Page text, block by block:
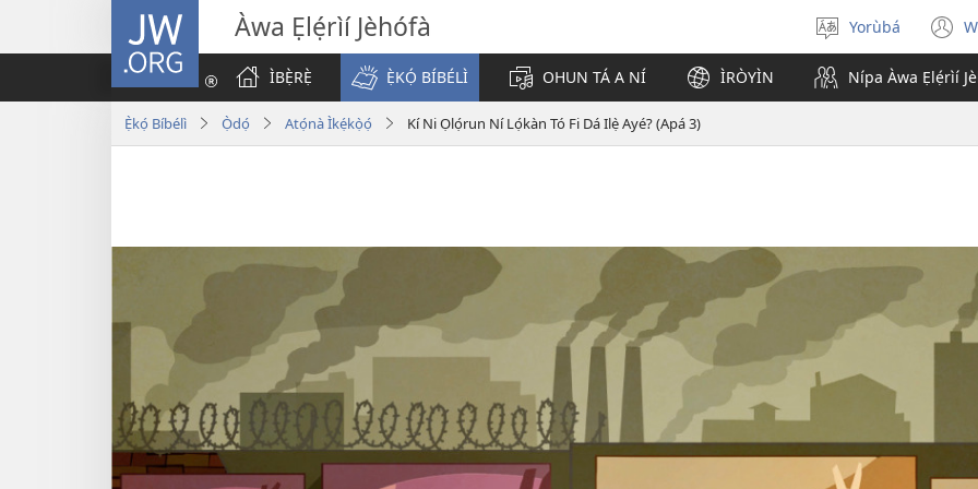
JW.ORG Àwa Ẹlẹ́rìí Jèhófà
Yan
èdè
Yorùbá
ÌBẸ̀RẸ̀
Ẹ̀KỌ́ BÍBÉLÌ OHUN TÁ A NÍ ÌRÒYÌN Nípa Àwa Ẹlẹ́rìí
Ẹ̀kọ́ Bíbélì Ọ̀dọ́ Atọ́nà Ìkẹ́kọ̀ọ́ Kí Ni Ọlọ́run Ní Lọ́kàn Tó Fi Dá Ilẹ̀ Ayé? (Apá 3)